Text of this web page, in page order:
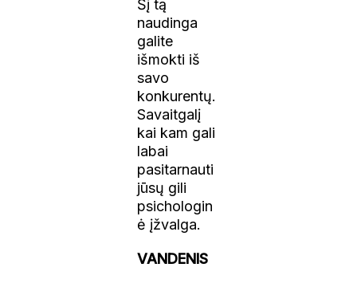
Šį tą
naudinga
galite
išmokti iš
savo
konkurentų.
Savaitgalį
kai kam gali
labai
pasitarnauti
jūsų gili
psichologin
ė įžvalga.
VANDENIS